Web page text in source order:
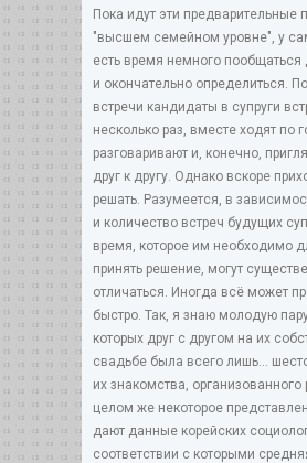
Пока идут эти предварительные
"высшем семейном уровне", у
есть время немного пообщаться
и окончательно определиться.
встречи кандидаты в супруги
несколько раз, вместе ходят по
разговаривают и, конечно,
друг к другу. Однако вскоре
решать. Разумеется, в
и количество встреч будущих
время, которое им необходимо
принять решение, могут
отличаться. Иногда всё может
быстро. Так, я знаю молодую
которых друг с другом на их
свадьбе была всего лишь...
их знакомства,
целом же некоторое
дают данные корейских
соответствии с которыми